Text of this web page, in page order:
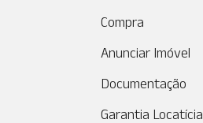
Compra
Anunciar Imóvel
Documentação
Garantia Locatícia